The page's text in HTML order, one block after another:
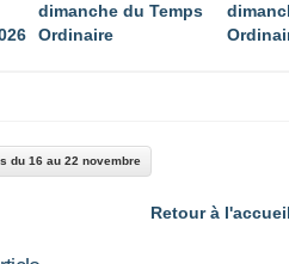
dimanche du Temps
Ordinaire
du 16 au 22 novembre
Retour à l'accueil